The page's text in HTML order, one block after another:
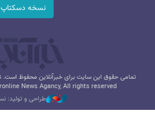
نسخه دسکتاپ
تمامی حقوق این سایت برای خبرآنلاین محفوظ است.
News Agancy, All rights reserved
طراحی و تولید: